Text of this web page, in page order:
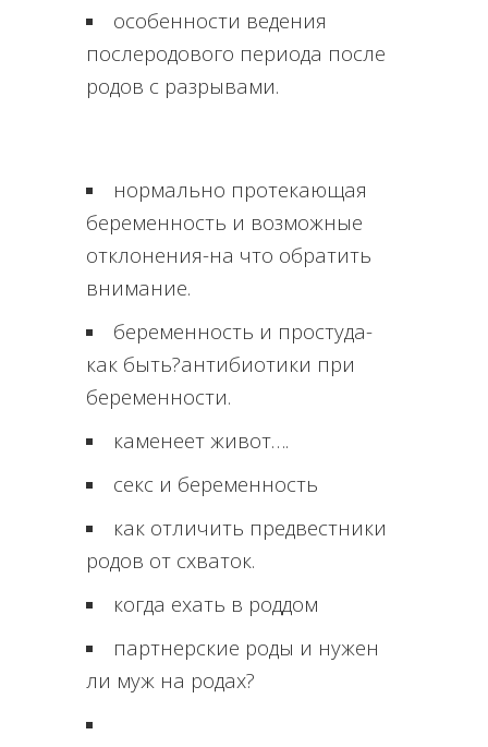
особенности ведения
послеродового периода после
родов с разрывами.
нормально протекающая
беременность и возможные
отклонения-на что обратить
внимание.
беременность и простуда-
как быть?антибиотики при
беременности.
каменеет живот….
секс и беременность
как отличить предвестники
родов от схваток.
когда ехать в роддом
партнерские роды и нужен
ли муж на родах?